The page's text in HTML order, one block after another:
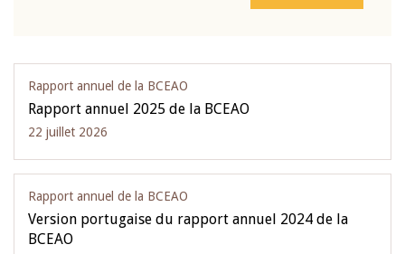
Rapport annuel de la BCEAO
Rapport annuel 2025 de la BCEAO
22 juillet 2026
Rapport annuel de la BCEAO
Version portugaise du rapport annuel 2024 de la
BCEAO